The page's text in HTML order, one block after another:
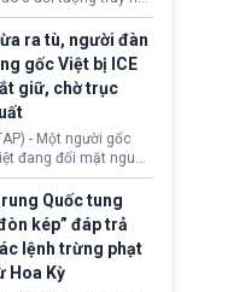
tham gia, luân
dòng tiền qua
lớp tài khoản. Sau
2 tuần phối hợp truy
lực lượng chức năng
nước đã bắt giữ 171
Interpol cho lực lượng
năng Hàn Quốc.
này bị xác định
đảo 619 nạn nhân,
đoạt hơn 17,7 tỷ
ra tù, người đàn
gốc Việt bị ICE
giữ, chờ trục
- Một người gốc
đang đối mặt nguy
bị trục xuất khỏi Hoa
sau khi đã chấp hành
bản án liên quan
tội ác từ hơn 30
trước tại California.
Quốc tung
kép” đáp trả
lệnh trừng phạt
Hoa Kỳ